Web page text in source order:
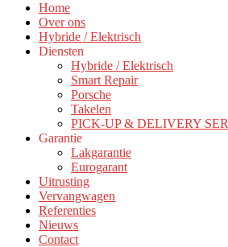
Home
Over ons
Hybride / Elektrisch
Diensten
Hybride / Elektrisch
Smart Repair
Porsche
Takelen
PICK-UP & DELIVERY
Garantie
Lakgarantie
Eurogarant
Uitrusting
Vervangwagen
Referenties
Nieuws
Contact